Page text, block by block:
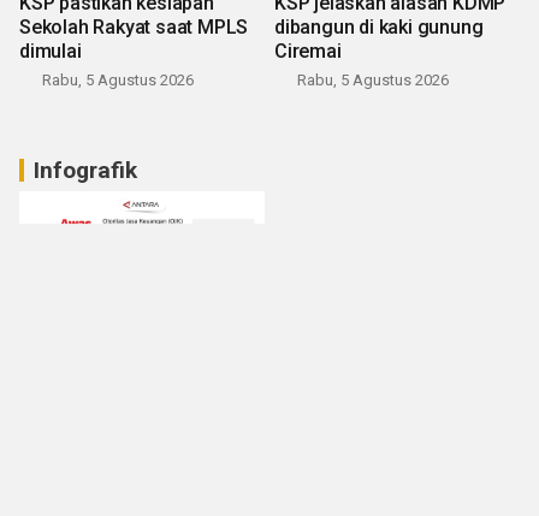
Sekolah Rakyat saat MPLS
dimulai
Rabu, 5 Agustus 2026
dibangun di kaki gunung
Ciremai
Rabu, 5 Agustus 2026
Infografik